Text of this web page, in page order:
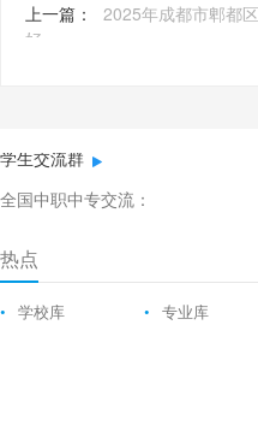
上一篇：
2025年成都市郫都
好
学生交流群
全国中职中专交流：
热点
• 学校库 • 专业库